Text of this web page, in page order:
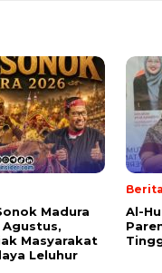
Madura
Masyarakat
Leluhur
Berita
Al-